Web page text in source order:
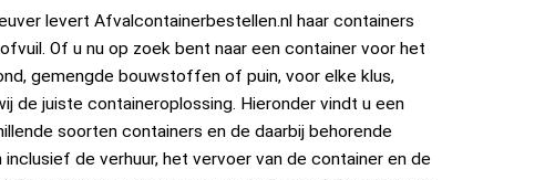
levert Afvalcontainerbestellen.nl haar containers
Of u nu op zoek bent naar een container voor het
gemengde bouwstoffen of puin, voor elke klus,
de juiste containeroplossing. Hieronder vindt u een
soorten containers en de daarbij behorende
inclusief de verhuur, het vervoer van de container en de